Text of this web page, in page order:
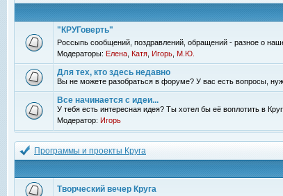
"КРУГоверть"
Россыпь сообщений, поздравлений, обращений - разное о
Модераторы: Елена Катя Игорь М.Ю.
Для тех, кто здесь недавно
Вы не можете разобраться в форуме? У вас есть вопросы,
Все начинается с идеи...
У тебя есть интересная идея? Ты хотел бы её воплотить в
Модератор: Игорь
Программы и проекты Круга
Творческий вечер Круга